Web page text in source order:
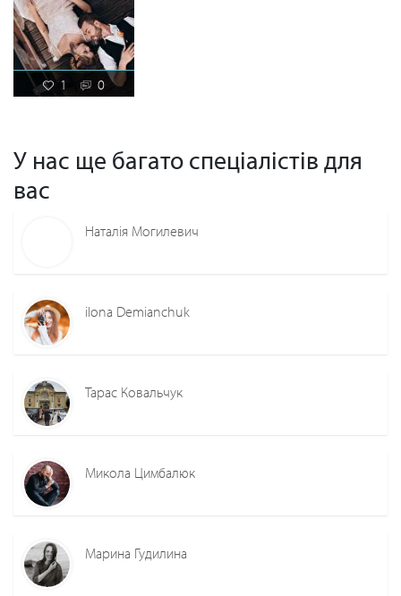
1 0
У нас ще багато спеціалістів для
вас
Наталія Могилевич
ilona Demianchuk
Тарас Ковальчук
Микола Цимбалюк
Марина Гудилина